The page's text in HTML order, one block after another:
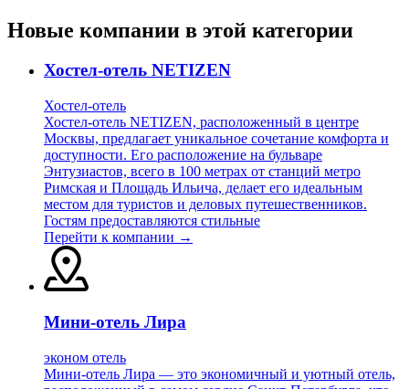
Новые компании в этой категории
Хостел-отель NETIZEN
Хостел-отель
Хостел-отель NETIZEN, расположенный в центре
Москвы, предлагает уникальное сочетание комфорта и
доступности. Его расположение на бульваре
Энтузиастов, всего в 100 метрах от станций метро
Римская и Площадь Ильича, делает его идеальным
местом для туристов и деловых путешественников.
Гостям предоставляются стильные
Перейти к компании →
Мини-отель Лира
эконом отель
Мини-отель Лира — это экономичный и уютный отель,